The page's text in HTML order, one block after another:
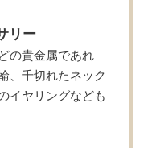
リー
の貴⾦属であれ
、千切れたネック
イヤリングなども